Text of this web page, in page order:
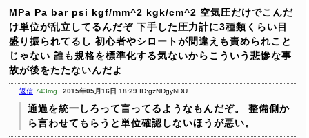
MPa Pa bar psi kgf/mm^2 kgk/cm^2 空気圧だけでこんだ
け単位が乱立してるんだぞ 下手した圧力計に3種類くらい目
盛り振られてるし 初心者やシロートが間違えも責められこと
じゃない 誰も規格を標準化する気ないからこういう悲惨な事
故が後をたたないんだよ
返信 743mg 2015年05月16日 18:29 ID:gzNDgyNDU
通過を統一しろって言ってるようなもんだぞ。
整備側か
ら言わせてもらうと単位確認しないほうが悪い。